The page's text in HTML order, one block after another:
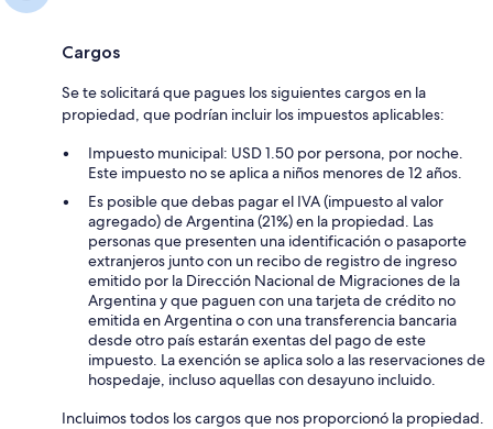
Cargos
Se te solicitará que pagues los siguientes cargos en la
propiedad, que podrían incluir los impuestos aplicables:
Impuesto municipal: USD 1.50 por persona, por noche.
Este impuesto no se aplica a niños menores de 12 años.
Es posible que debas pagar el IVA (impuesto al valor
agregado) de Argentina (21%) en la propiedad. Las
personas que presenten una identificación o pasaporte
extranjeros junto con un recibo de registro de ingreso
emitido por la Dirección Nacional de Migraciones de la
Argentina y que paguen con una tarjeta de crédito no
emitida en Argentina o con una transferencia bancaria
desde otro país estarán exentas del pago de este
impuesto. La exención se aplica solo a las reservaciones de
hospedaje, incluso aquellas con desayuno incluido.
Incluimos todos los cargos que nos proporcionó la propiedad.